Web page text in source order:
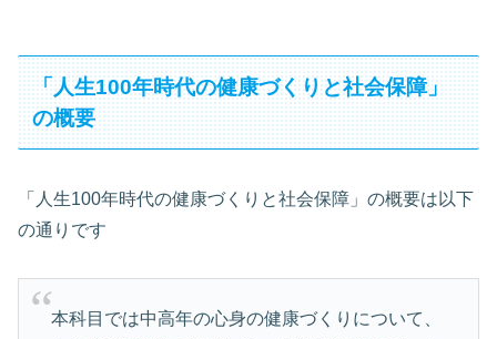
「人生100年時代の健康づくりと社会保障」
の概要
「人生100年時代の健康づくりと社会保障」の概要は以下
の通りです
本科目では中高年の心身の健康づくりについて、